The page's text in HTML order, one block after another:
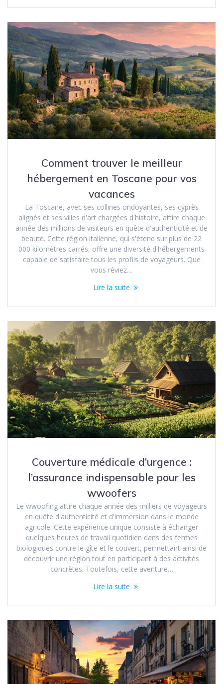
Comment trouver le meilleur
hébergement en Toscane pour vos
vacances
La Toscane, avec ses collines ondoyantes, ses cyprès
alignés et ses villes d'art chargées d'histoire, attire chaque
année des millions de visiteurs en quête d'authenticité et de
beauté. Cette région italienne, qui s'étend sur plus de 22
000 kilomètres carrés, offre une diversité d'hébergements
capable de satisfaire tous les profils de voyageurs. Que
vous rêviez…
Lire la suite
Couverture médicale d’urgence :
l’assurance indispensable pour les
wwoofers
Le wwoofing attire chaque année des milliers de voyageurs
en quête d'authenticité et d'immersion dans le monde
agricole. Cette expérience unique consiste à échanger
quelques heures de travail quotidien dans des fermes
biologiques contre le gîte et le couvert, permettant ainsi de
découvrir une région tout en participant à des activités
concrètes. Toutefois, cette aventure…
Lire la suite